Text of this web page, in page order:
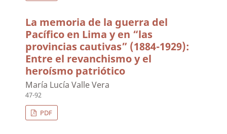
La memoria de la guerra del
Pacífico en Lima y en “las
provincias cautivas” (1884-1929):
Entre el revanchismo y el
heroísmo patriótico
María Lucía Valle Vera
47-92
PDF